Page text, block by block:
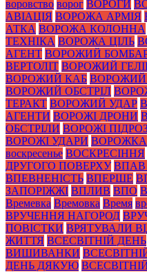
воровство ворог ВОРОГИ
АВІАЦІЯ ВОРОЖА АРМІЯ
АТКА ВОРОЖА КОЛОННА
ТЕХНІКА ВОРОЖА ЦІЛЬ
АГЕНТ ВОРОЖИЙ
ВЕРТОЛІТ ВОРОЖИЙ
ВОРОЖИЙ КАБ ВОРОЖИЙ
ВОРОЖИЙ ОБСТРІЛ
ТЕРАКТ ВОРОЖИЙ УДАР
АГЕНТИ ВОРОЖІ ДРОНИ
ОБСТРІЛИ ВОРОЖІ
ВОРОЖІ УДАРИ ВОРОЖКА
воскресенье ВОСКРЕСІННЯ
ДРУГОГО ПОВЕРХУ ВПАВ
ВПЕВНЕНІСТЬ ВПЕРШЕ
ЗАПОРІЖЖІ ВПЛИВ ВПО
Времевка Времовка Время
ВРУЧЕННЯ НАГОРОД
ПОВІСТКИ ВРЯТУВАЛИ
ЖИТТЯ ВСЕСВІТНІЙ ДЕНЬ
ВИШИВАНКИ
ДЕНЬ ДЯКУЮ